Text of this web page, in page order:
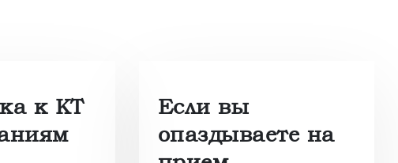
к КТ
Если вы
опаздываете на